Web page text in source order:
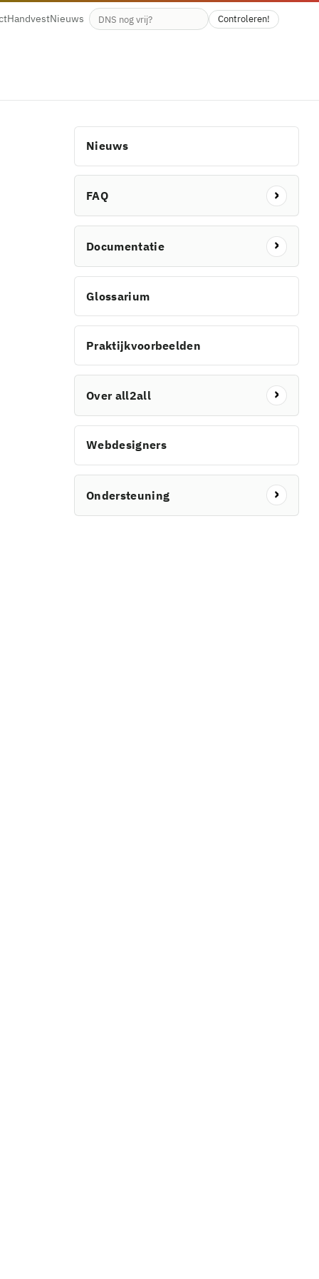
HandvestNieuws Beschikbaarheid van de domeinnaam
Controleren!
Nieuws
FAQ
Documentatie
Glossarium
Praktijkvoorbeelden
Over all2all
Webdesigners
Ondersteuning